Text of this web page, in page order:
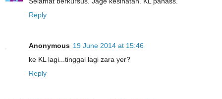
Reply
Anonymous 19 June 2014 at 15:46
ke KL lagi...tinggal lagi zara yer?
Reply